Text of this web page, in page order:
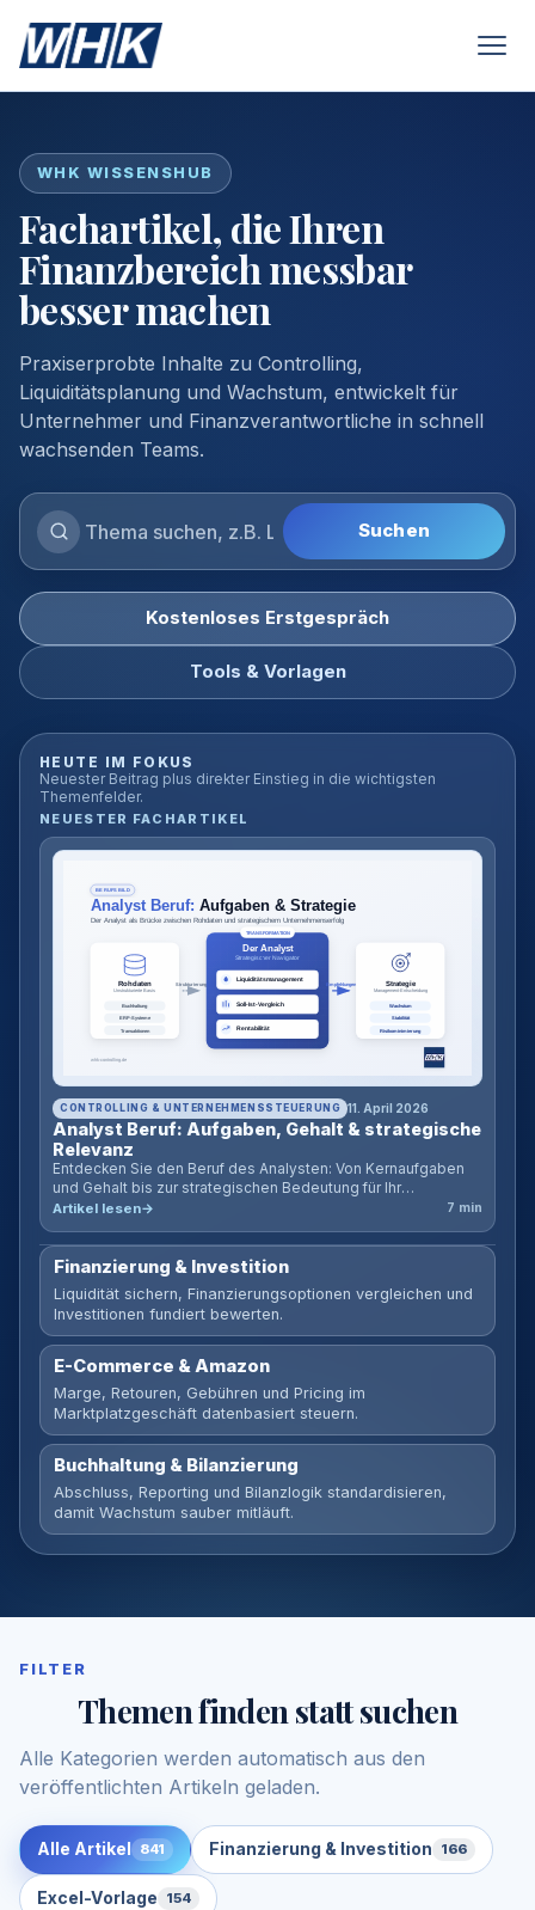
WHK WISSENSHUB
Fachartikel, die Ihren
Finanzbereich messbar
besser machen
Praxiserprobte Inhalte zu Controlling,
Liquiditätsplanung und Wachstum, entwickelt für
Unternehmer und Finanzverantwortliche in schnell
wachsenden Teams.
Blog
durchsuchen
Suchen
Kostenloses Erstgespräch
Tools & Vorlagen
HEUTE IM FOKUS
Neuester Beitrag plus direkter Einstieg in die wichtigsten
Themenfelder.
NEUESTER FACHARTIKEL
CONTROLLING & UNTERNEHMENSSTEUERUNG 11. April 2026
Analyst Beruf: Aufgaben, Gehalt & strategische
Relevanz
Entdecken Sie den Beruf des Analysten: Von Kernaufgaben
und Gehalt bis zur strategischen Bedeutung für Ihr
Unternehmen. Inklusive ROI-Rechner für Analysten.
Artikel lesen 7 min
Finanzierung & Investition
Liquidität sichern, Finanzierungsoptionen vergleichen und
Investitionen fundiert bewerten.
E-Commerce & Amazon
Marge, Retouren, Gebühren und Pricing im
Marktplatzgeschäft datenbasiert steuern.
Buchhaltung & Bilanzierung
Abschluss, Reporting und Bilanzlogik standardisieren,
damit Wachstum sauber mitläuft.
FILTER
Themen finden statt suchen
Alle Kategorien werden automatisch aus den
veröffentlichten Artikeln geladen.
Alle Artikel 841 Finanzierung & Investition 166
Excel-Vorlage 154